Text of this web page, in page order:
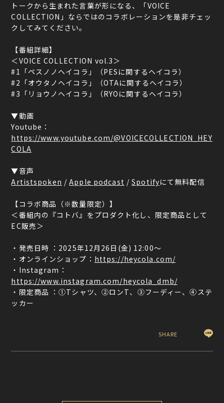
トークから生まれた言葉が形になる、「VOICE
COLLECTION」ならではのコラボレーションを是非チェッ
クしてみてください。
【番組詳細】
＜VOICE COLLECTION vol.3＞
#1「ペスノノヘイコラ」（PESに関するヘイコラ）
#2「オウタノヘイコラ」（OTAに関するヘイコラ）
#3「リョウノヘイコラ」（RYOに関するヘイコラ）
▼動画
Youtube：
https://www.youtube.com/@VOICECOLLECTION_HEY
COLA
▼音声
Artistspoken /Apple podcast /Spotifyにて無料配信
【コラボ商品（※数量限定）】
＜番組内の『コトバ』をプロダクト化し、限定商品として
EC販売＞
・発売日時 ：2025年12月26日(金) 12:00～
・オンラインショップ： https://heycola.com/
・Instagram：
https://www.instagram.com/heycola_dmb/
・限定商品 ：①Tシャツ、②ロンT、③フーディー、④ステ
ッカー
SHARE